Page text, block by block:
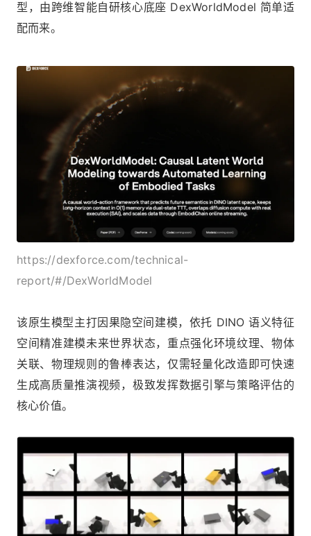
型，由跨维智能自研核心底座 DexWorldModel 简单适
配而来。
https://dexforce.com/technical-
report/#/DexWorldModel
该原生模型主打因果隐空间建模，依托 DINO 语义特征
空间精准建模未来世界状态，重点强化环境纹理、物体
关联、物理规则的鲁棒表达，仅需轻量化改造即可快速
生成高质量推演视频，极致发挥数据引擎与策略评估的
核心价值。